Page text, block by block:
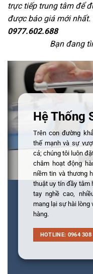
trực tiếp trung tâm để
được báo giá mới nhất.
0977.602.688
Bạn đang
Hệ Thống
Trên con đường
thế mạnh và sự
cả; chúng tôi luôn
châm hoạt động
niềm tin và thương
thuật uy tín đầy tâm
tay nghề cao,
mang lại sự hài lòng
hàng.
HOTLINE: 0964 308